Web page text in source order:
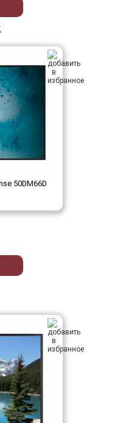
50DM66D